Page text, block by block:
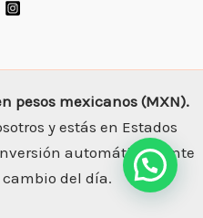
pesos mexicanos (MXN).
y estás en Estados
automáticamente
del día.